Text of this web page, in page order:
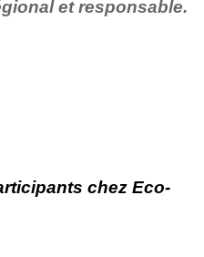
et responsable.
chez Eco-